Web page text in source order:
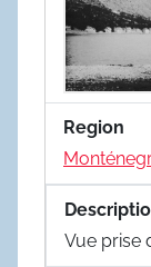
Region
Vue prise